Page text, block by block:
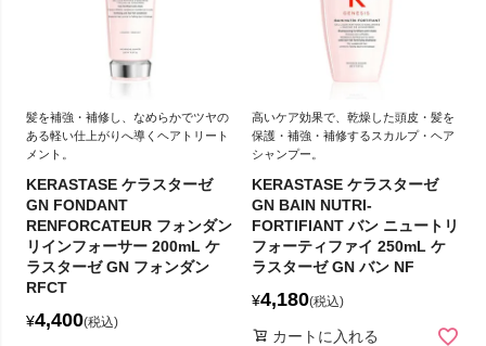
髪を補強・補修し、なめらかでツヤの
ある軽い仕上がりへ導くヘアトリート
メント。
KERASTASE ケラスターゼ
GN FONDANT
RENFORCATEUR フォンダン
リインフォーサー 200mL ケ
ラスターゼ GN フォンダン
RFCT
¥4,400 税込
高いケア効果で、乾燥した頭皮・髪を
保護・補強・補修するスカルプ・ヘア
シャンプー。
KERASTASE ケラスターゼ
GN BAIN NUTRI-
FORTIFIANT バン ニュートリ
フォーティファイ 250mL ケ
ラスターゼ GN バン NF
¥4,180 税込
カートに入れる